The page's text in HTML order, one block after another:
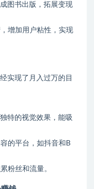
图书出版，拓展变现
增加用户粘性，实现
实现了月入过万的目
特的视觉效果，能吸
的平台，如抖音和B
粉丝和流量。